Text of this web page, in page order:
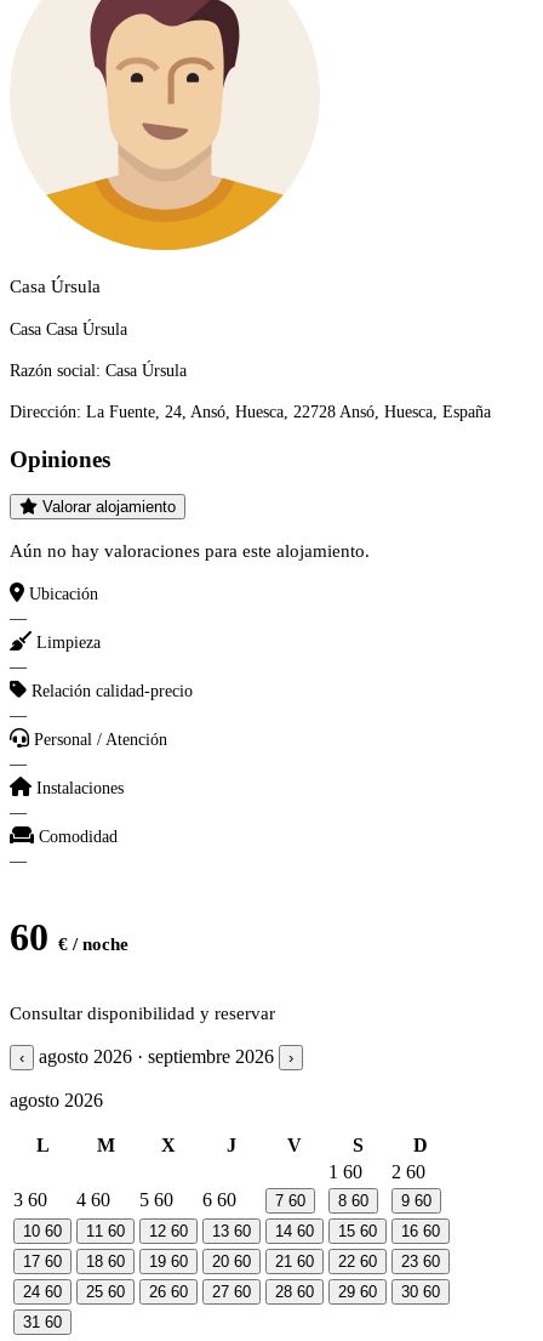
Casa Úrsula
Casa Casa Úrsula
Razón social: Casa Úrsula
Dirección: La Fuente, 24, Ansó, Huesca, 22728 Ansó, Huesca, España
Opiniones
Valorar alojamiento
Aún no hay valoraciones para este alojamiento.
Ubicación
—
Limpieza
—
Relación calidad-precio
—
Personal / Atención
—
Instalaciones
—
Comodidad
—
60 € / noche
Consultar disponibilidad y reservar
‹ agosto 2026 · septiembre 2026 ›
agosto 2026
L M X J V S
D
1 60 2 60
3 60 4 60 5 60 6 60 7 60 8 60 9 60
10 60 11 60 12 60 13 60 14 60 15 60 16 60
17 60 18 60 19 60 20 60 21 60 22 60 23 60
24 60 25 60 26 60 27 60 28 60 29 60 30 60
31 60